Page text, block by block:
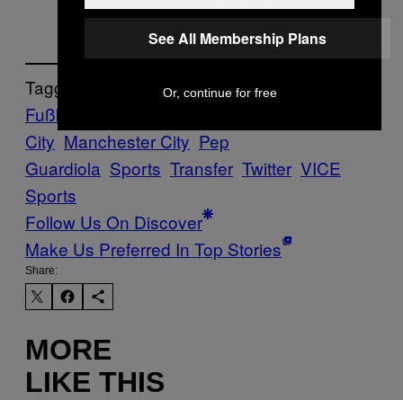
Tagged:
Fußball
City Manchester City Pep
Guardiola Sports Transfer Twitter VICE
Sports
Follow Us On Discover
Make Us Preferred In Top Stories
Share:
MORE
LIKE THIS
See All Membership Plans
Or, continue for free